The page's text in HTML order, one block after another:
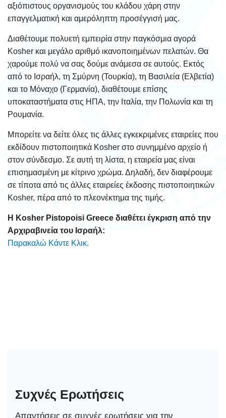
αξιόπιστους οργανισμούς του κλάδου χάρη στην
επαγγελματική και αμερόληπτη προσέγγισή μας.
Διαθέτουμε πολυετή εμπειρία στην παγκόσμια αγορά
Kosher και μεγάλο αριθμό ικανοποιημένων πελατών. Θα
χαρούμε πολύ να σας δούμε ανάμεσα σε αυτούς. Εκτός
από το Ισραήλ, τη Σμύρνη (Τουρκία), τη Βασιλεία (Ελβετία)
και το Μόναχο (Γερμανία), διαθέτουμε επίσης
υποκαταστήματα στις ΗΠΑ, την Ιταλία, την Πολωνία και τη
Ρουμανία.
Μπορείτε να δείτε όλες τις άλλες εγκεκριμένες εταιρείες που
εκδίδουν πιστοποιητικά Kosher στο συνημμένο αρχείο ή
στον σύνδεσμο. Σε αυτή τη λίστα, η εταιρεία μας είναι
επισημασμένη με κίτρινο χρώμα. Δηλαδή, δεν διαφέρουμε
σε τίποτα από τις άλλες εταιρείες έκδοσης πιστοποιητικών
Kosher, πέρα από το πλεονέκτημα της τιμής.
Η Kosher Pistopoisi Greece διαθέτει έγκριση από την
Αρχιραβινεία του Ισραήλ:
Παρακαλώ Κάντε Κλικ.
Συχνές Ερωτήσεις
Απαντήσεις σε συχνές ερωτήσεις για την